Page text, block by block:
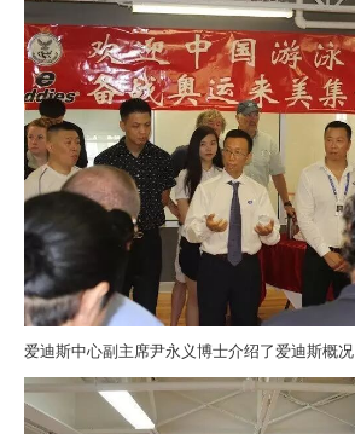
爱迪斯中心副主席尹永义博士介绍了爱迪斯概况